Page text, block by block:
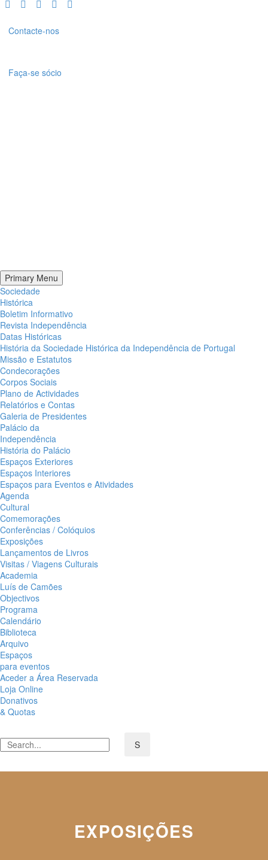
Contacte-nos
Faça-se sócio
Primary Menu
Sociedade
Histórica
Boletim Informativo
Revista Independência
Datas Históricas
História da Sociedade Histórica da Independência de Portugal
Missão e Estatutos
Condecorações
Corpos Sociais
Plano de Actividades
Relatórios e Contas
Galeria de Presidentes
Palácio da
Independência
História do Palácio
Espaços Exteriores
Espaços Interiores
Espaços para Eventos e Atividades
Agenda
Cultural
Comemorações
Conferências / Colóquios
Exposições
Lançamentos de Livros
Visitas / Viagens Culturais
Academia
Luís de Camões
Objectivos
Programa
Calendário
Biblioteca
Arquivo
Espaços
para eventos
Aceder a Área Reservada
Loja Online
Donativos
& Quotas
EXPOSIÇÕES